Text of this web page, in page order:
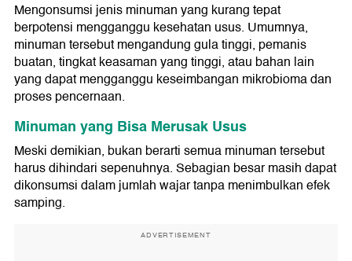
Mengonsumsi jenis minuman yang kurang tepat
berpotensi mengganggu kesehatan usus. Umumnya,
minuman tersebut mengandung gula tinggi, pemanis
buatan, tingkat keasaman yang tinggi, atau bahan lain
yang dapat mengganggu keseimbangan mikrobioma dan
proses pencernaan.
Minuman yang Bisa Merusak Usus
Meski demikian, bukan berarti semua minuman tersebut
harus dihindari sepenuhnya. Sebagian besar masih dapat
dikonsumsi dalam jumlah wajar tanpa menimbulkan efek
samping.
ADVERTISEMENT